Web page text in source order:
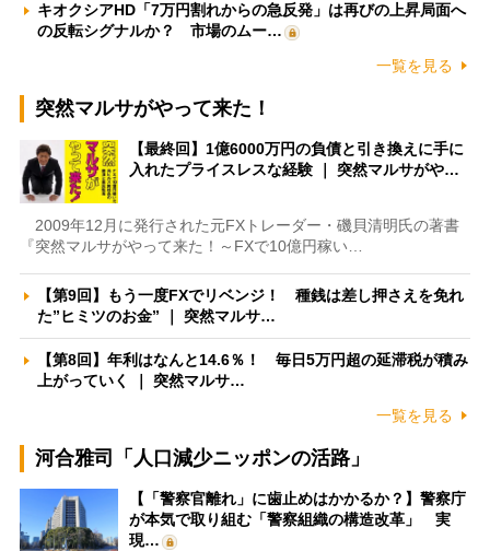
キオクシアHD「7万円割れからの急反発」は再びの上昇局面へ
の反転シグナルか？ 市場のムー…
一覧を見る
突然マルサがやって来た！
【最終回】1億6000万円の負債と引き換えに手に
入れたプライスレスな経験 ｜ 突然マルサがや…
2009年12月に発行された元FXトレーダー・磯貝清明氏の著書
『突然マルサがやって来た！～FXで10億円稼い…
【第9回】もう一度FXでリベンジ！ 種銭は差し押さえを免れ
た”ヒミツのお金” ｜ 突然マルサ…
【第8回】年利はなんと14.6％！ 毎日5万円超の延滞税が積み
上がっていく ｜ 突然マルサ…
一覧を見る
河合雅司「人口減少ニッポンの活路」
【「警察官離れ」に歯止めはかかるか？】警察庁
が本気で取り組む「警察組織の構造改革」 実
現…